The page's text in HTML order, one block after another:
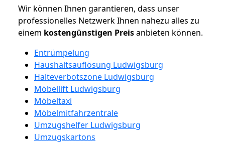
Wir können Ihnen garantieren, dass unser
professionelles Netzwerk Ihnen nahezu alles zu
einem kostengünstigen Preisanbieten können.
Entrümpelung
Haushaltsauflösung Ludwigsburg
Halteverbotszone Ludwigsburg
Möbellift Ludwigsburg
Möbeltaxi
Möbelmitfahrzentrale
Umzugshelfer Ludwigsburg
Umzugskartons